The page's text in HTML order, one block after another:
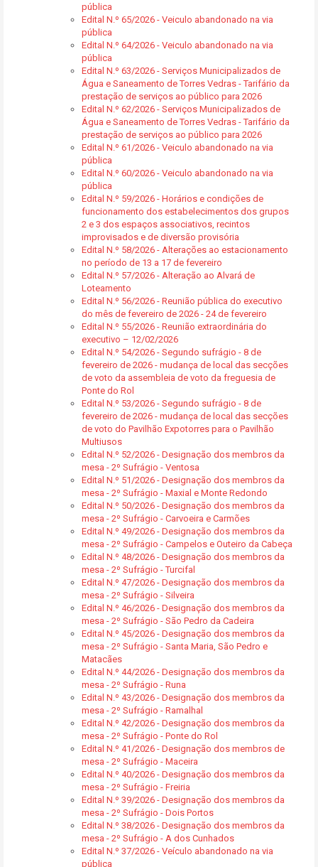
pública
Edital N.º 65/2026 - Veiculo abandonado na via
pública
Edital N.º 64/2026 - Veiculo abandonado na via
pública
Edital N.º 63/2026 - Serviços Municipalizados de
Água e Saneamento de Torres Vedras - Tarifário da
prestação de serviços ao público para 2026
Edital N.º 62/2026 - Serviços Municipalizados de
Água e Saneamento de Torres Vedras - Tarifário da
prestação de serviços ao público para 2026
Edital N.º 61/2026 - Veiculo abandonado na via
pública
Edital N.º 60/2026 - Veiculo abandonado na via
pública
Edital N.º 59/2026 - Horários e condições de
funcionamento dos estabelecimentos dos grupos
2 e 3 dos espaços associativos, recintos
improvisados e de diversão provisória
Edital N.º 58/2026 - Alterações ao estacionamento
no período de 13 a 17 de fevereiro
Edital N.º 57/2026 - Alteração ao Alvará de
Loteamento
Edital N.º 56/2026 - Reunião pública do executivo
do mês de fevereiro de 2026 - 24 de fevereiro
Edital N.º 55/2026 - Reunião extraordinária do
executivo – 12/02/2026
Edital N.º 54/2026 - Segundo sufrágio - 8 de
fevereiro de 2026 - mudança de local das secções
de voto da assembleia de voto da freguesia de
Ponte do Rol
Edital N.º 53/2026 - Segundo sufrágio - 8 de
fevereiro de 2026 - mudança de local das secções
de voto do Pavilhão Expotorres para o Pavilhão
Multiusos
Edital N.º 52/2026 - Designação dos membros da
mesa - 2º Sufrágio - Ventosa
Edital N.º 51/2026 - Designação dos membros da
mesa - 2º Sufrágio - Maxial e Monte Redondo
Edital N.º 50/2026 - Designação dos membros da
mesa - 2º Sufrágio - Carvoeira e Carmões
Edital N.º 49/2026 - Designação dos membros da
mesa - 2º Sufrágio - Campelos e Outeiro da Cabeça
Edital N.º 48/2026 - Designação dos membros da
mesa - 2º Sufrágio - Turcifal
Edital N.º 47/2026 - Designação dos membros da
mesa - 2º Sufrágio - Silveira
Edital N.º 46/2026 - Designação dos membros da
mesa - 2º Sufrágio - São Pedro da Cadeira
Edital N.º 45/2026 - Designação dos membros da
mesa - 2º Sufrágio - Santa Maria, São Pedro e
Matacães
Edital N.º 44/2026 - Designação dos membros da
mesa - 2º Sufrágio - Runa
Edital N.º 43/2026 - Designação dos membros da
mesa - 2º Sufrágio - Ramalhal
Edital N.º 42/2026 - Designação dos membros da
mesa - 2º Sufrágio - Ponte do Rol
Edital N.º 41/2026 - Designação dos membros de
mesa - 2º Sufrágio - Maceira
Edital N.º 40/2026 - Designação dos membros da
mesa - 2º Sufrágio - Freiria
Edital N.º 39/2026 - Designação dos membros da
mesa - 2º Sufrágio - Dois Portos
Edital N.º 38/2026 - Designação dos membros da
mesa - 2º Sufrágio - A dos Cunhados
Edital N.º 37/2026 - Veículo abandonado na via
pública